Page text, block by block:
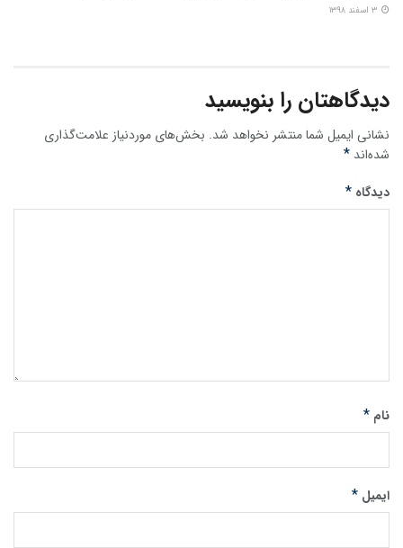
دیدگاهتان را بنویسید
نشانی ایمیل شما منتشر نخواهد شد. بخش‌های موردنیاز علامت‌گذاری
شده‌اند *
دیدگاه *
نام *
ایمیل *